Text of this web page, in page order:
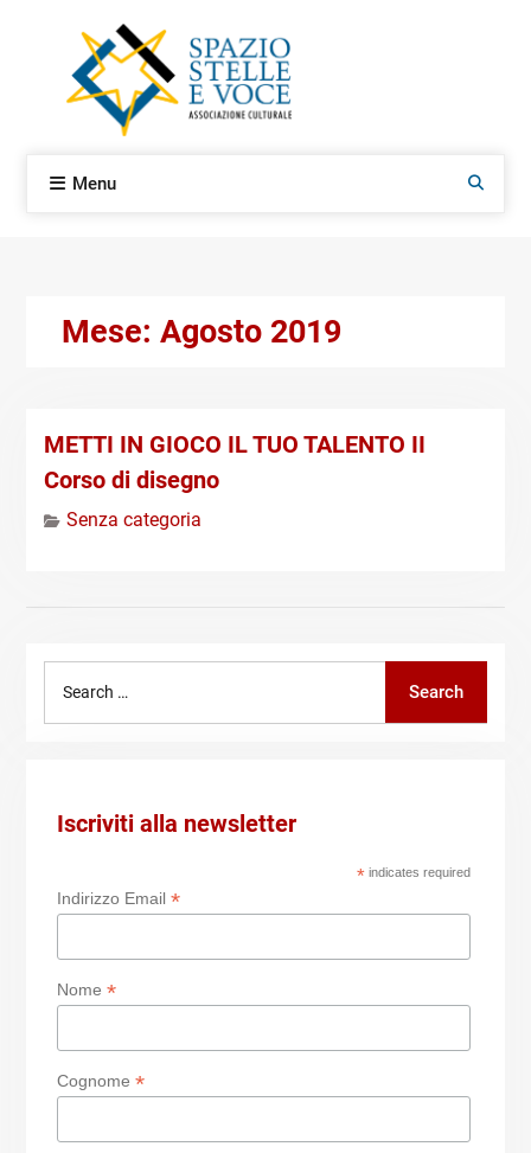
Menu Search
Mese: Agosto 2019
METTI IN GIOCO IL TUO TALENTO II
Corso di disegno
Senza categoria
Search
Iscriviti alla newsletter
*indicates required
Indirizzo Email *
Nome *
Cognome *